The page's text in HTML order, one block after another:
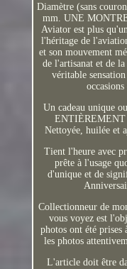
Diamètre (sans
mm. UNE
Aviator est plus
l'héritage de
et son mouvement
de l'artisanat et de
véritable
Un cadeau unique
ENTIÈREMENT
Nettoyée, huilée et
Tient l'heure avec
prête à l'usage
d'unique et de
Collectionneur de
vous voyez est
photos ont été
les photos
L'article doit être